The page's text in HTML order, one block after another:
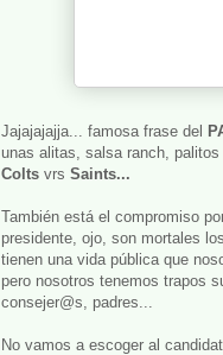
Jajajajajja... famosa frase del
unas alitas, salsa ranch,
Colts vrs Saints...
También está el compromiso
presidente, ojo, son mortales
tienen una vida pública que
pero nosotros tenemos trapos
consejer@s, padres...
No vamos a escoger al